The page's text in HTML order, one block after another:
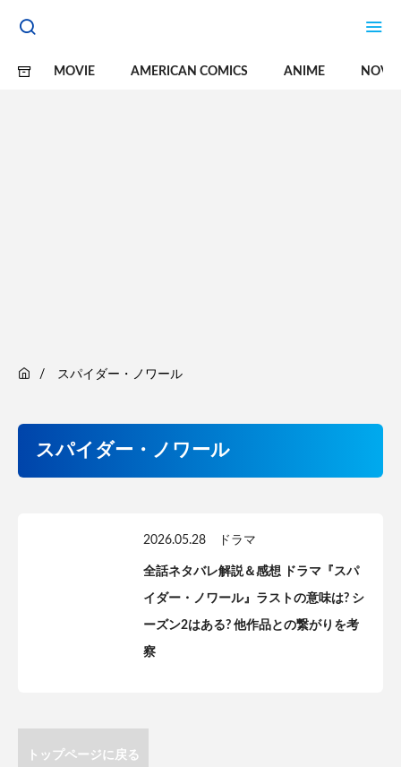
MOVIE AMERICAN COMICS ANIME
スパイダー・ノワール
スパイダー・ノワール
2026.05.28 ドラマ
全話ネタバレ解説＆感想 ドラマ『スパ
イダー・ノワール』ラストの意味は? シ
ーズン2はある? 他作品との繋がりを考
察
トップページに戻る